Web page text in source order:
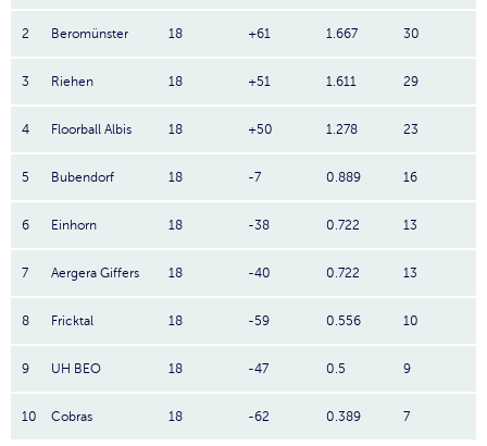
2 Beromünster 18 +61 1.667 30
3 Riehen 18 +51 1.611 29
4 Floorball Albis 18 +50 1.278 23
5 Bubendorf 18 -7 0.889 16
6 Einhorn 18 -38 0.722 13
7 Aergera Giffers 18 -40 0.722 13
8 Fricktal 18 -59 0.556 10
9 UH BEO 18 -47 0.5 9
10 Cobras 18 -62 0.389 7